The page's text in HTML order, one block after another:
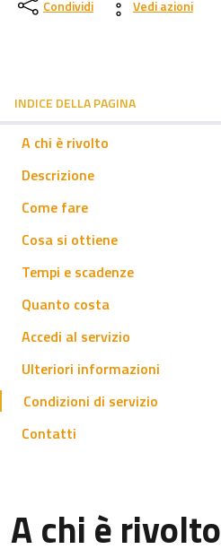
Condividi Vedi azioni
INDICE DELLA PAGINA
A chi è rivolto
Descrizione
Come fare
Cosa si ottiene
Tempi e scadenze
Quanto costa
Accedi al servizio
Ulteriori informazioni
Condizioni di servizio
Contatti
A chi è rivolto